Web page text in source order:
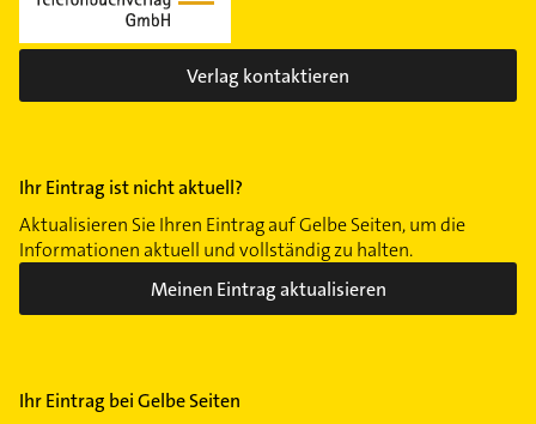
Verlag kontaktieren
Ihr Eintrag ist nicht aktuell?
Aktualisieren Sie Ihren Eintrag auf Gelbe Seiten, um die
Informationen aktuell und vollständig zu halten.
Meinen Eintrag aktualisieren
Ihr Eintrag bei Gelbe Seiten